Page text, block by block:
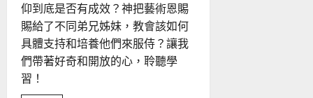
仰到底是否有成效？神把藝術恩賜
賜給了不同弟兄姊妹，教會該如何
具體支持和培養他們來服侍？讓我
們帶著好奇和開放的心，聆聽學
習！